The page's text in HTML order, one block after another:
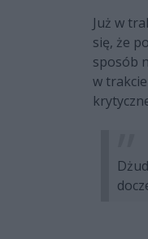
Już w
się, że
sposób
w